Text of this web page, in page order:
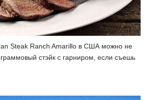
Steak Ranch Amarillo в США можно не
стэйк с гарниром, если съешь